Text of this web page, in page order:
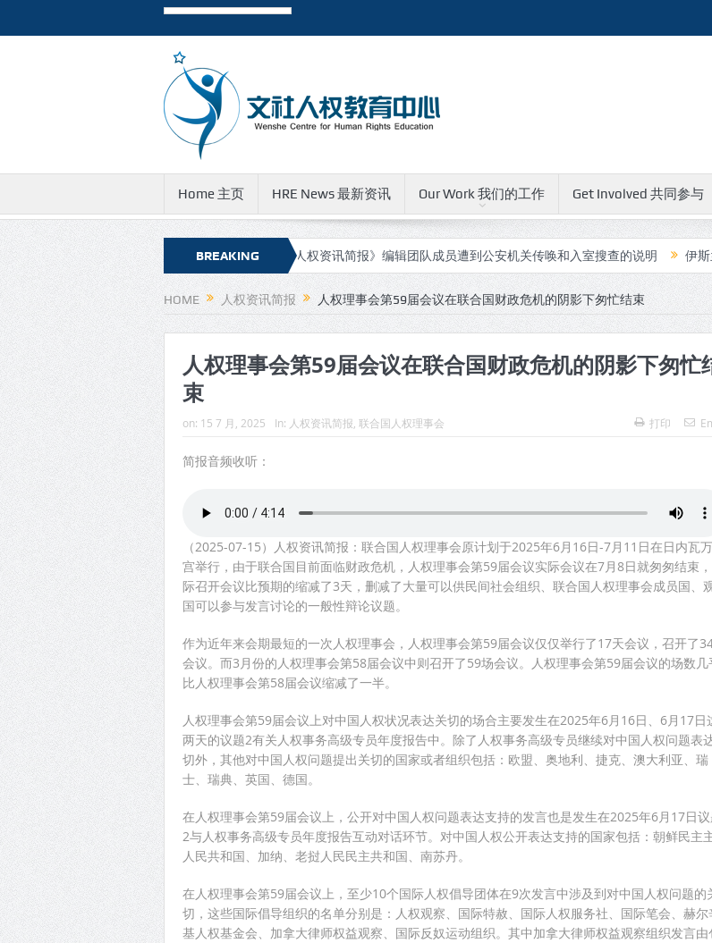
Home 主页 HRE News 最新资讯 Our Work 我们的工作 Get Involved 共同参与
BREAKING
NEWS
讯简报》新的网址和邮件地址 有关《人权资讯简报》编辑团队成员遭到公安机关传唤和入室搜查的说明 伊斯兰国宣布
HOME 人权资讯简报 人权理事会第59届会议在联合国财政危机的阴影下匆忙结束
人权理事会第59届会议在联合国财政危机的阴影下匆忙
束
on: 15 7 月, 2025 In: 人权资讯简报 联合国人权理事会 打印
简报音频收听：
（2025-07-15）人权资讯简报：联合国人权理事会原计划于2025年6月16日-7月11日在日内瓦
宫举行，由于联合国目前面临财政危机，人权理事会第59届会议实际会议在7月8日就匆匆结束
际召开会议比预期的缩减了3天，删减了大量可以供民间社会组织、联合国人权理事会成员国、
国可以参与发言讨论的一般性辩论议题。
作为近年来会期最短的一次人权理事会，人权理事会第59届会议仅仅举行了17天会议，召开了
会议。而3月份的人权理事会第58届会议中则召开了59场会议。人权理事会第59届会议的场数几
比人权理事会第58届会议缩减了一半。
人权理事会第59届会议上对中国人权状况表达关切的场合主要发生在2025年6月16日、6月17日
两天的议题2有关人权事务高级专员年度报告中。除了人权事务高级专员继续对中国人权问题表
切外，其他对中国人权问题提出关切的国家或者组织包括：欧盟、奥地利、捷克、澳大利亚、瑞
士、瑞典、英国、德国。
在人权理事会第59届会议上，公开对中国人权问题表达支持的发言也是发生在2025年6月17日
2与人权事务高级专员年度报告互动对话环节。对中国人权公开表达支持的国家包括：朝鲜民主
人民共和国、加纳、老挝人民民主共和国、南苏丹。
在人权理事会第59届会议上，至少10个国际人权倡导团体在9次发言中涉及到对中国人权问题的
切，这些国际倡导组织的名单分别是：人权观察、国际特赦、国际人权服务社、国际笔会、赫尔
基人权基金会、加拿大律师权益观察、国际反奴运动组织。其中加拿大律师权益观察组织发言由